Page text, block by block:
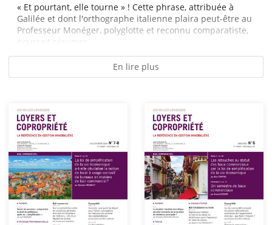
« Et pourtant, elle tourne » ! Cette phrase, attribuée à
Galilée et dont l'orthographe italienne plaira peut-être au
Professeur Monéger, polyglotte et reconnu comparatiste,
pourrait résumer...
En lire plus